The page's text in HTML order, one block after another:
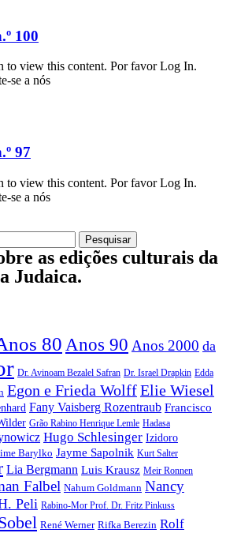
100
to view this content. Por favor Log In.
se a nós
97
to view this content. Por favor Log In.
se a nós
Pesquisar
as edições culturais da
Judaica.
80Anos 90 Anos 2000 da
Dr. Avinoam Bezalel Safran Dr. Israel Drapkin Edda
Egon e Frieda WolffElie Wiesel
Fany Vaisberg Rozentraub Francisco
Grão Rabino Henrique Lemle Hadasa
Hugo Schlesinger Izidoro
Barylko Jayme Sapolnik Kurt Salter
Lia Bergmann Luis Krausz Meir Ronnen
Falbel Nahum Goldmann Nancy
Peli Rabino-Mor Prof. Dr. Fritz Pinkuss
René Werner Rifka Berezin Rolf